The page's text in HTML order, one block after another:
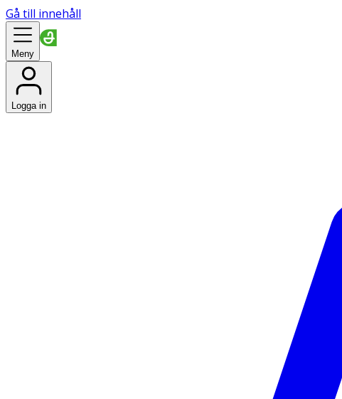
Gå till innehåll
Meny
Logga in